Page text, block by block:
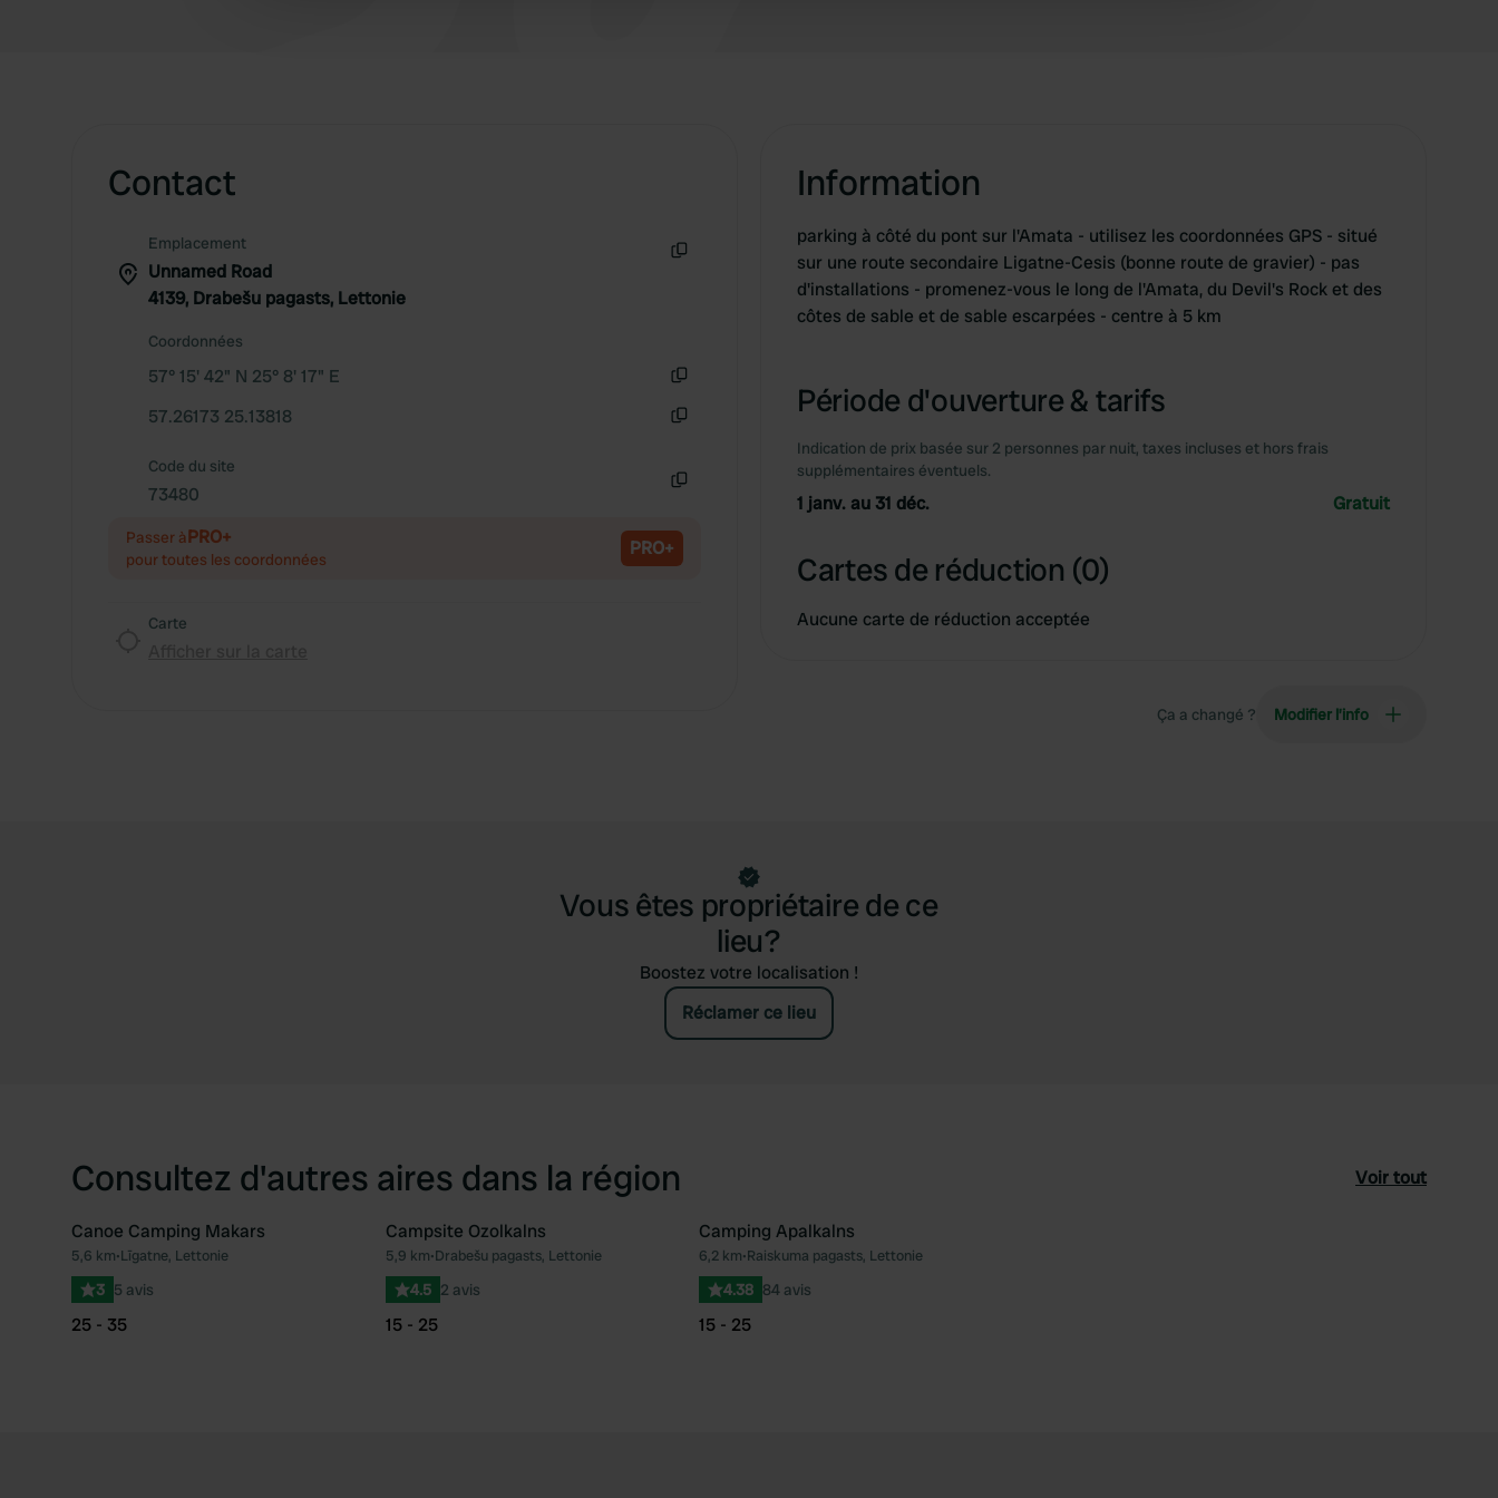
Contact
Emplacement
Unnamed Road
4139, Drabešu pagasts, Lettonie
Coordonnées
57° 15' 42" N 25° 8' 17" E
57.26173 25.13818
Code du site
73480
Passer àPRO+
pour toutes les coordonnées PRO+
Carte
Information
parking à côté du pont sur l'Amata - utilisez les coordonnées GPS - situé
sur une route secondaire Ligatne-Cesis (bonne route de gravier) - pas
d'installations - promenez-vous le long de l'Amata, du Devil's Rock et des
côtes de sable et de sable escarpées - centre à 5 km
Période d'ouverture & tarifs
Indication de prix basée sur 2 personnes par nuit, taxes incluses et hors frais
supplémentaires éventuels.
1 janv. au 31 déc. Gratuit
Cartes de réduction (0)
Aucune carte de réduction acceptée
Ça a changé ? Modifier l’info
Vous êtes propriétaire de ce
lieu?
Boostez votre localisation !
Réclamer ce lieu
Consultez d'autres aires dans la région Voir tout
Préféré
Canoe Camping Makars
5,6 km•Līgatne, Lettonie
3 5 avis
25 - 35
Préféré
Campsite Ozolkalns
5,9 km•Drabešu pagasts, Lettonie
4.5 2 avis
15 - 25
Camping Apalkalns
6,2 km•Raiskuma pagasts, Lettonie
4.38 84 avis
15 - 25